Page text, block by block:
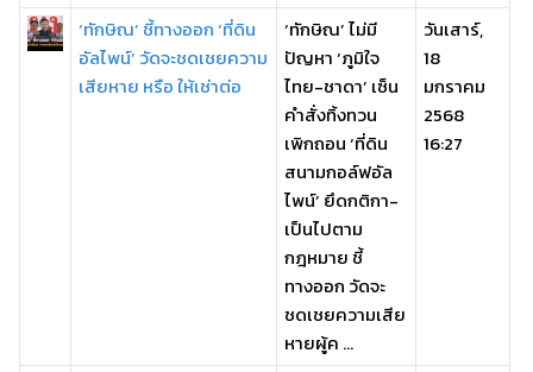
‘ทักษิณ’ ชี้ทางออก ‘ที่ดิน
อัลไพน์’ วัดจะชดเชยความ
เสียหาย หรือ ให้เช่าต่อ
‘ทักษิณ’ ไม่มี
ปัญหา ‘ภูมิใจ
ไทย-ชาดา’ เซ็น
คำสั่งทิ้งทวน
เพิกถอน ‘ที่ดิน
สนามกอล์ฟอัล
ไพน์’ ยึดกติกา-
เป็นไปตาม
กฎหมาย ชี้
ทางออก วัดจะ
ชดเชยความเสีย
หายผู้ค ...
วันเสาร์,
18
มกราคม
2568
16:27